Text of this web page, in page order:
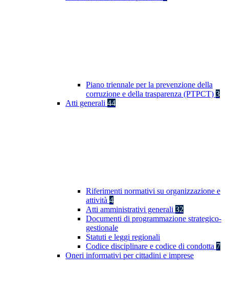
Piano triennale per la prevenzione della
corruzione e della trasparenza (PTPCT) 3
Atti generali 44
Riferimenti normativi su organizzazione e
attività 4
Atti amministrativi generali 32
Documenti di programmazione strategico-
gestionale
Statuti e leggi regionali
Codice disciplinare e codice di condotta 7
Oneri informativi per cittadini e imprese